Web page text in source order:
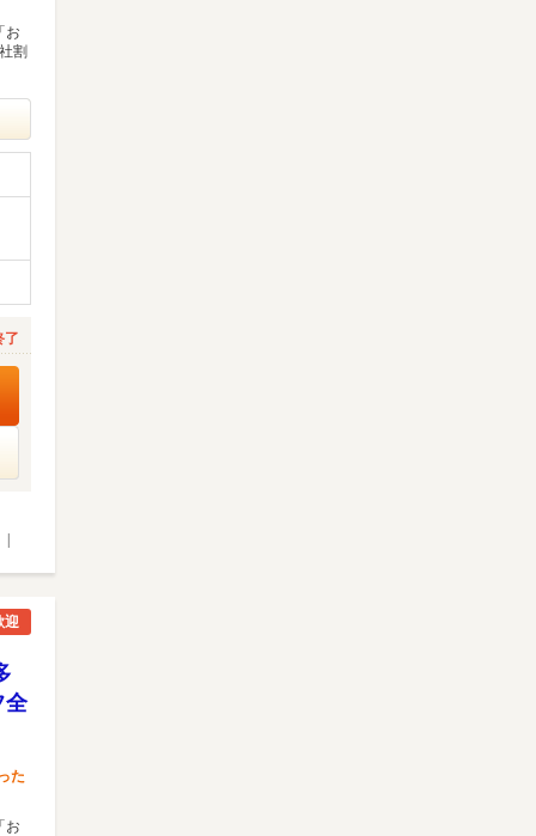
お
割
了
迎
全
た
お